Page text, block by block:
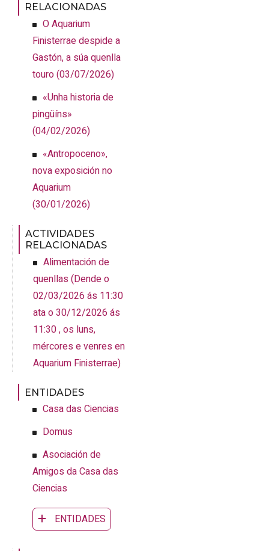
RELACIONADAS
O Aquarium
Finisterrae despide a
Gastón, a súa quenlla
touro(03/07/2026)
«Unha historia de
pingüíns»
(04/02/2026)
«Antropoceno»,
nova exposición no
Aquarium
(30/01/2026)
ACTIVIDADES
RELACIONADAS
Alimentación de
quenllas (Dende o
02/03/2026 ás 11:30
ata o 30/12/2026 ás
11:30 , os luns,
mércores e venres en
Aquarium Finisterrae)
ENTIDADES
Casa das Ciencias
Domus
Asociación de
Amigos da Casa das
Ciencias
ENTIDADES